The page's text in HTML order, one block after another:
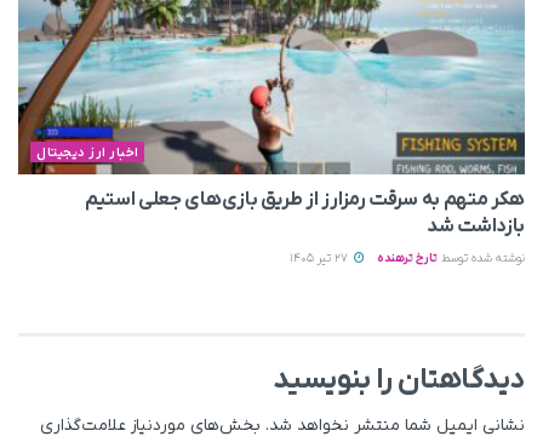
اخبار ارز دیجیتال
هکر متهم به سرقت رمزارز از طریق بازی‌های جعلی استیم
بازداشت شد
نوشته شده توسط تارخ ترهنده
دیدگاهتان را بنویسید
نشانی ایمیل شما منتشر نخواهد شد. بخش‌های موردنیاز علامت‌گذاری